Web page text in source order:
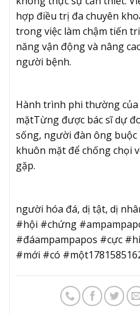
hợp điều trị đa chuyên
trong việc làm chậm tiến
năng vận động và nâng
người bệnh.
Hành trình phi thường của
mặtTừng được bác sĩ dự
sống, người đàn ông
khuôn mặt để chống chọi
gặp.
người hóa đá, dị tật, dị
#hội #chứng
#đáampampapos #cực
#mới #có